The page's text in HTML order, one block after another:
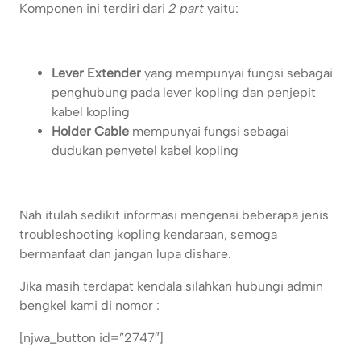
Komponen ini terdiri dari 2 part yaitu:
Lever Extender yang mempunyai fungsi sebagai
penghubung pada lever kopling dan penjepit
kabel kopling
Holder Cable mempunyai fungsi sebagai
dudukan penyetel kabel kopling
Nah itulah sedikit informasi mengenai beberapa jenis
troubleshooting kopling kendaraan, semoga
bermanfaat dan jangan lupa dishare.
Jika masih terdapat kendala silahkan hubungi admin
bengkel kami di nomor :
[njwa_button id=”2747″]